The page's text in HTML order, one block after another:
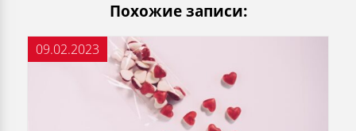
Похожие записи:
09.02.2023